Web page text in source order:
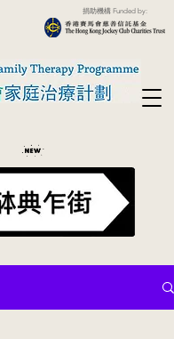
捐助機構 Funded by: